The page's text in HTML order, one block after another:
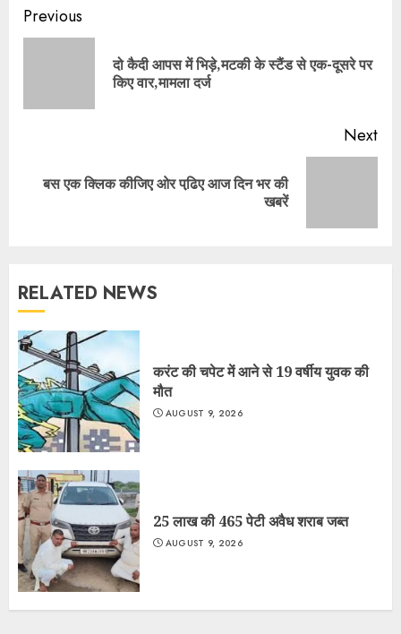
Continue
Reading
Previous
दो कैदी आपस में भिड़े,मटकी के स्टैंड से एक-दूसरे पर
किए वार,मामला दर्ज
Next
Next
बस एक क्लिक कीजिए ओर पढि़ए आज दिन भर की
खबरें
RELATED NEWS
करंट की चपेट में आने से 19 वर्षीय युवक की
मौत
AUGUST 9, 2026
25 लाख की 465 पेटी अवैध शराब जब्त
AUGUST 9, 2026